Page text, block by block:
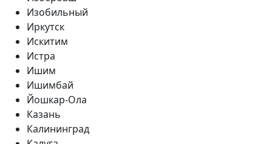
Изобильный
Иркутск
Искитим
Истра
Ишим
Ишимбай
Йошкар-Ола
Казань
Калининград